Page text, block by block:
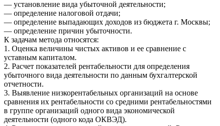
— установление вида убыточной деятельности;
— определение налоговой отдачи;
— определение выпадающих доходов из бюджета г. Москвы;
— определение причин убыточности.
К задачам метода относятся:
1. Оценка величины чистых активов и ее сравнение с
уставным капиталом.
2. Расчет показателей рентабельности для определения
убыточного вида деятельности по данным бухгалтерской
отчетности.
3. Выявление низкорентабельных организаций на основе
сравнения их рентабельности со средними рентабельностями
в группе организаций одного вида экономической
деятельности (одного кода ОКВЭД).